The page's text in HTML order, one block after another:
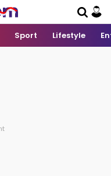
Sport Lifestyle